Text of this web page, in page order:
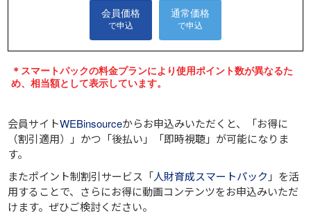
会員サイトWEBinsourceからお申込みいただくと、
「お得に
（割引適用）」 かつ 「後払い」 「即時視聴」 が可能になりま
す。
またポイント制割引サービス「人財育成スマートパック 」を活
用することで、さらにお得に動画コンテンツをお申込みいただ
けます。ぜひご検討ください。